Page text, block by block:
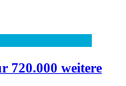
720.000 weitere